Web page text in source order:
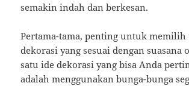
semakin indah dan berkesan.
Pertama-tama, penting untuk memilih
dekorasi yang sesuai dengan suasana
satu ide dekorasi yang bisa Anda
adalah menggunakan bunga-bunga